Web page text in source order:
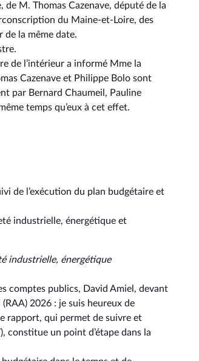
M. Thomas Cazenave, député de la
du Maine-et-Loire, des
de la même date.
de l’intérieur a informé Mme la
Cazenave et Philippe Bolo sont
par Bernard Chaumeil, Pauline
temps qu’eux à cet effet.
de l’exécution du plan budgétaire et
industrielle, énergétique et
industrielle, énergétique
comptes publics, David Amiel, devant
2026 : je suis heureux de
rapport, qui permet de suivre et
constitue un point d’étape dans la